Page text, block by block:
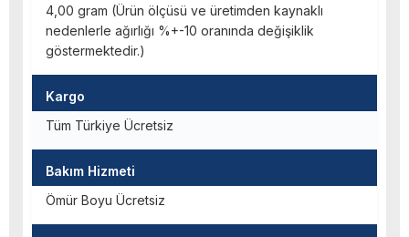
4,00 gram (Ürün ölçüsü ve üretimden kaynaklı
nedenlerle ağırlığı %+-10 oranında değişiklik
göstermektedir.)
Kargo
Tüm Türkiye Ücretsiz
Bakım Hizmeti
Ömür Boyu Ücretsiz